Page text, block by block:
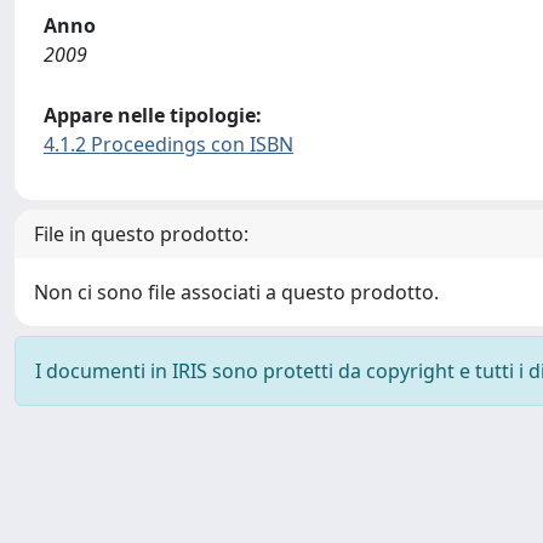
Anno
2009
Appare nelle tipologie:
4.1.2 Proceedings con ISBN
File in questo prodotto:
Non ci sono file associati a questo prodotto.
I documenti in IRIS sono protetti da copyright e tutti i